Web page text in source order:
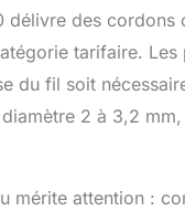
des
tarifaire.
du fil soit
2 à 3,2
mérite attention :